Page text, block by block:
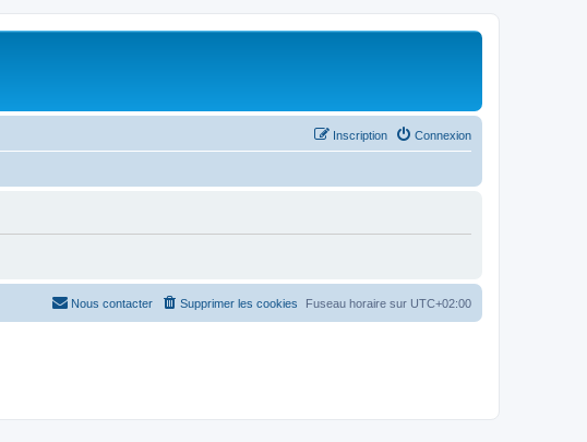
Connexion
Inscription
Fuseau horaire sur UTC+02:00
Supprimer les cookies
Nous contacter